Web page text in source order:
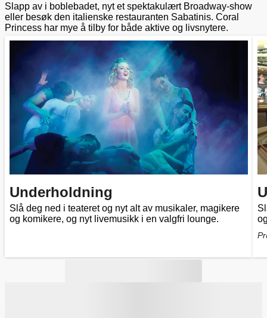
Slapp av i boblebadet, nyt et spektakulært Broadway-show
eller besøk den italienske restauranten Sabatinis. Coral
Princess har mye å tilby for både aktive og livsnytere.
Underholdning
Slå deg ned i teateret og nyt alt av musikaler, magikere
og komikere, og nyt livemusikk i en valgfri lounge.